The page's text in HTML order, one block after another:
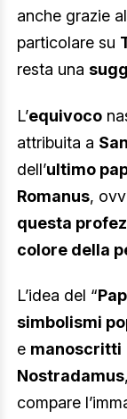
anche grazie
particolare su
resta una
L’equivoco
attribuita a
dell’ultimo
Romanus,
questa
colore della
L’idea del “
simbolismi
e manoscritti
Nostradamus
compare